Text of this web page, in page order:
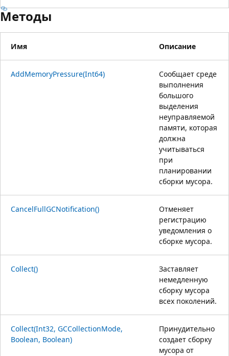
Методы
Имя Описание
AddMemoryPressure(Int64)
Сообщает среде
выполнения
большого
выделения
неуправляемой
памяти, которая
должна
учитываться
при
планировании
сборки мусора.
CancelFullGCNotification()
Отменяет
регистрацию
уведомления о
сборке мусора.
Collect()
Заставляет
немедленную
сборку мусора
всех поколений.
Collect(Int32, GCCollectionMode,
Boolean, Boolean)
Принудительно
создает сборку
мусора от